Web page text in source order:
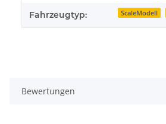
Fahrzeugtyp: ScaleModell
Bewertungen